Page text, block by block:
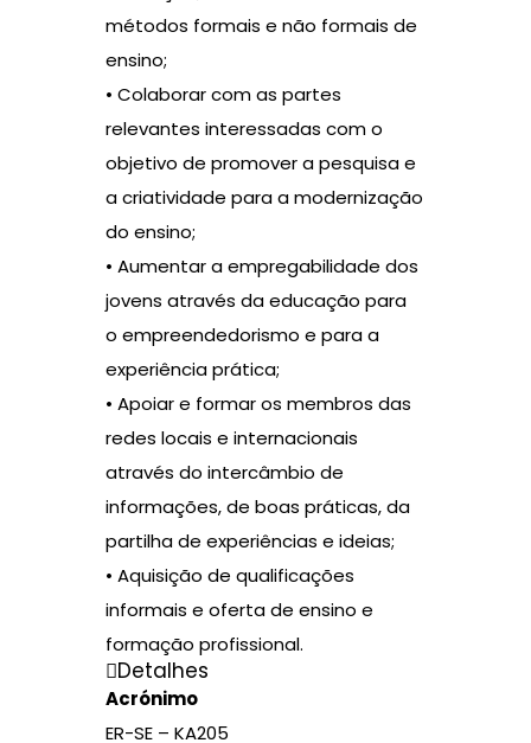
métodos formais e não formais de
ensino;
• Colaborar com as partes
relevantes interessadas com o
objetivo de promover a pesquisa e
a criatividade para a modernização
do ensino;
• Aumentar a empregabilidade dos
jovens através da educação para
o empreendedorismo e para a
experiência prática;
• Apoiar e formar os membros das
redes locais e internacionais
através do intercâmbio de
informações, de boas práticas, da
partilha de experiências e ideias;
• Aquisição de qualificações
informais e oferta de ensino e
formação profissional.
Detalhes
Acrónimo
ER-SE – KA205